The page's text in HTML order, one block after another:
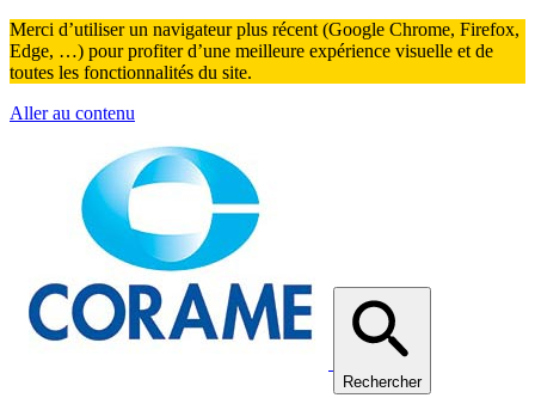
Merci d’utiliser un navigateur plus récent (Google Chrome, Firefox,
Edge, …) pour profiter d’une meilleure expérience visuelle et de
toutes les fonctionnalités du site.
Aller au contenu
Rechercher